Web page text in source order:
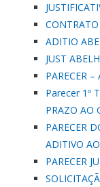
ADITIO
JUST
PARECER
Parecer 1º
PRAZO AO
PARECER
ADITIVO
PARECER